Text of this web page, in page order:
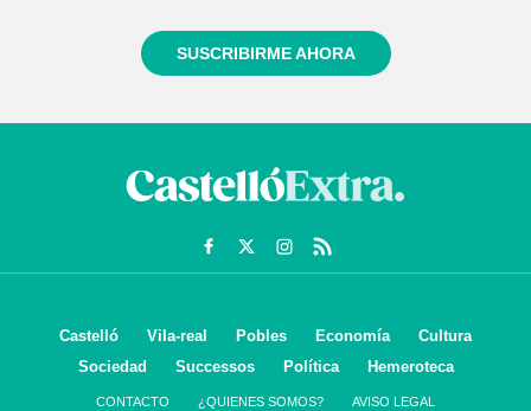
SUSCRIBIRME AHORA
Castelló Vila-real Pobles Economía
Cultura
Sociedad
Successos Política Hemeroteca
CONTACTO ¿QUIENES SOMOS? AVISO LEGAL